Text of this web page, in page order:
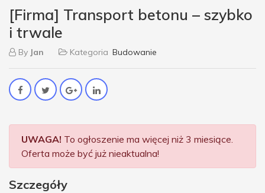
[Firma] Transport betonu – szybko
i trwale
By Jan Kategoria Budowanie
UWAGA! To ogłoszenie ma więcej niż 3 miesiące.
Oferta może być już nieaktualna!
Szczegóły